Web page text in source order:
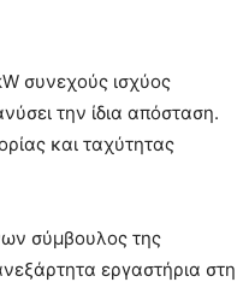
συνεχούς ισχύος
την ίδια απόσταση.
και ταχύτητας
σύμβουλος της
εργαστήρια στη